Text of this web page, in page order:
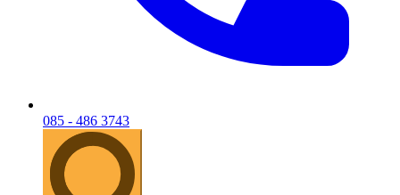
085 - 486 3743